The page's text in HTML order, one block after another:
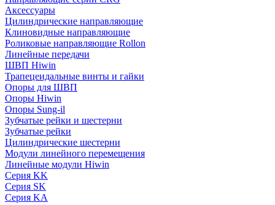
Аксессуары
Цилиндрические направляющие
Клиновидные направляющие
Роликовые направляющие Rollon
Линейные передачи
ШВП Hiwin
Трапецеидальные винты и гайки
Опоры для ШВП
Опоры Hiwin
Опоры Sung-il
Зубчатые рейки и шестерни
Зубчатые рейки
Цилиндрические шестерни
Модули линейного перемещения
Линейные модули Hiwin
Серия KK
Серия SK
Серия KA